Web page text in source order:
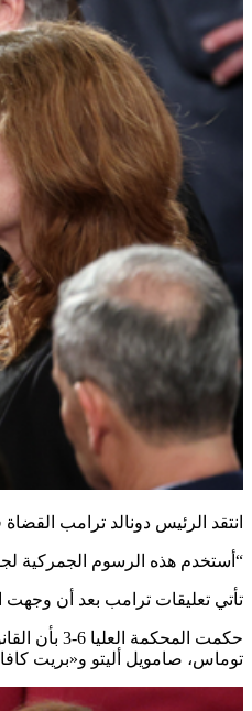
انتقد الرئيس دونالد ترامب
“أستخدم هذه الرسوم الجمركية
تأتي تعليقات ترامب بعد أن وجهت
حكمت
توماس، صامويل أليتو و«بريت